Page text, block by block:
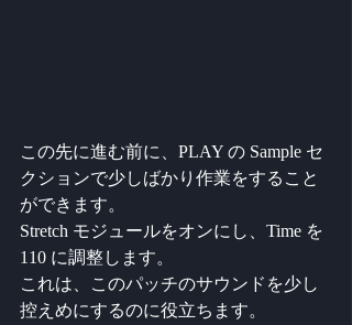
この先に進む前に、PLAY の Sample セ
クションで少しばかり作業をすること
ができます。
Stretch モジュールをオンにし、Time を
110 に調整します。
これは、このパッチのサウンドを少し
控えめにするのに役立ちます。